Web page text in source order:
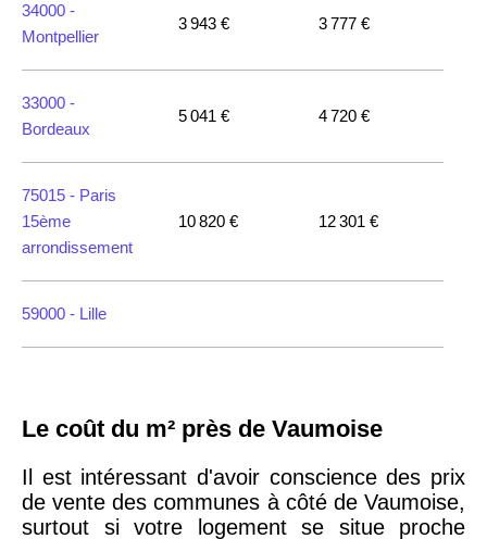
34000 -
Montpellier
3 943 € 3 777 €
33000 -
Bordeaux
5 041 € 4 720 €
75015 - Paris
15ème
arrondissement
10 820 € 12 301 €
59000 - Lille
18ème
arrondissement
10 114 € 11 322 €
Le coût du m² près de Vaumoise
Il est intéressant d'avoir conscience des prix
de vente des communes à côté de Vaumoise,
surtout si votre logement se situe proche